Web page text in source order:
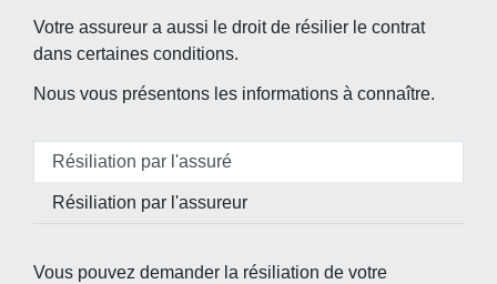
Votre assureur a aussi le droit de résilier le contrat
dans certaines conditions.
Nous vous présentons les informations à connaître.
Résiliation par l'assuré
Résiliation par l'assureur
Vous pouvez demander la résiliation de votre